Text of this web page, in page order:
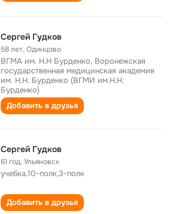
Сергей Гудков
58 лет,Одинцово
ВГМА им. Н.Н Бурденко, Воронежская
государственная медицинская академия
им. Н.Н. Бурденко (ВГМИ им.Н.Н.
Бурденко)
Добавить в друзья
Сергей Гудков
61 год,Ульяновск
учебка,10-полк,3-полк
Добавить в друзья